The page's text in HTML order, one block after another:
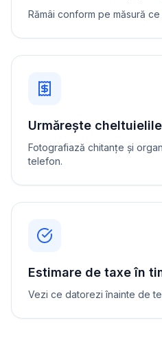
Rămâi conform pe măsură
Urmărește
Fotografiază chitanțe și
telefon.
Estimare de taxe în
Vezi ce datorezi înainte de